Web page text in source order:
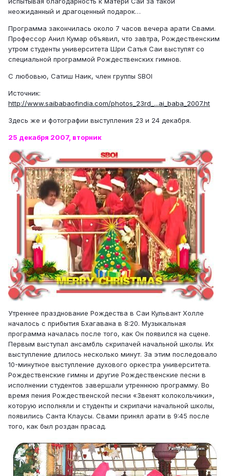
неожиданный и драгоценный подарок…
Программа закончилась около 7 часов вечера арати Свами.
Профессор Анил Кумар объявил, что завтра, Рождественским
утром студенты университета Шри Сатья Саи выступят со
специальной программой Рождественских гимнов.
С любовью, Сатиш Наик, член группы SBOI
Источник:
http://www.saibabaofindia.com/photos_23rd_...ai_baba_2007.ht
Здесь же и фотографии выступления 23 и 24 декабря.
25 декабря 2007, вторник
Утреннее празднование Рождества в Саи Кульвант Холле
началось с прибытия Бхагавана в 8:20. Музыкальная
программа началась после того, как Он появился на сцене.
Первым выступал ансамбль скрипачей начальной школы. Их
выступление длилось несколько минут. За этим последовало
10-минутное выступление духового оркестра университета.
Рождественские гимны и другие Рождественские песни в
исполнении студентов завершали утреннюю программу. Во
время пения Рождественской песни «Звенят колокольчики»,
которую исполняли и студенты и скрипачи начальной школы,
появились Санта Клаусы. Свами принял арати в 9:45 после
того, как был роздан прасад.